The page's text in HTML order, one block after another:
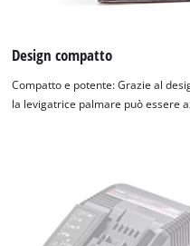
Design compatto
Compatto e potente: Grazie al
la levigatrice palmare può essere